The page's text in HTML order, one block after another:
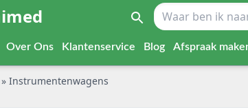
Over Ons Klantenservice Blog Afspraak
» Instrumentenwagens